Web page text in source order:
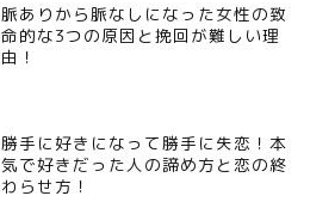
脈ありから脈なしになった女性の致
命的な3つの原因と挽回が難しい理
由！
勝手に好きになって勝手に失恋！本
気で好きだった人の諦め方と恋の終
わらせ方！